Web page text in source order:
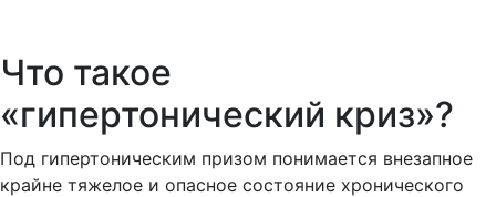
Что такое
«гипертонический криз»?
Под гипертоническим призом понимается внезапное
крайне тяжелое и опасное состояние хронического